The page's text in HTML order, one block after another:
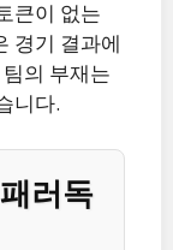
큰이 없는
경기 결과에
의 부재는
니다.
러독